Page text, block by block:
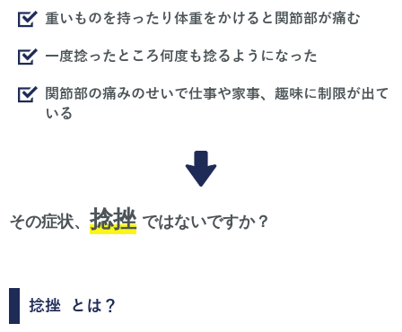
重いものを持ったり体重をかけると関節部が痛む
一度捻ったところ何度も捻るようになった
関節部の痛みのせいで仕事や家事、趣味に制限が出て
いる
その症状、 捻挫 ではないですか？
捻挫 とは？